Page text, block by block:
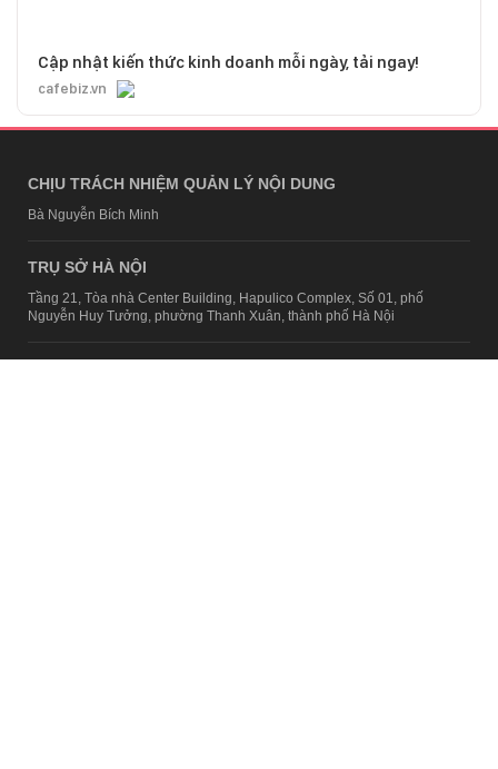
Cập nhật kiến thức kinh doanh mỗi ngày, tải ngay!
cafebiz.vn
CHỊU TRÁCH NHIỆM QUẢN LÝ NỘI DUNG
Bà Nguyễn Bích Minh
TRỤ SỞ HÀ NỘI
Tầng 21, Tòa nhà Center Building, Hapulico Complex, Số 01, phố
Nguyễn Huy Tưởng, phường Thanh Xuân, thành phố Hà Nội